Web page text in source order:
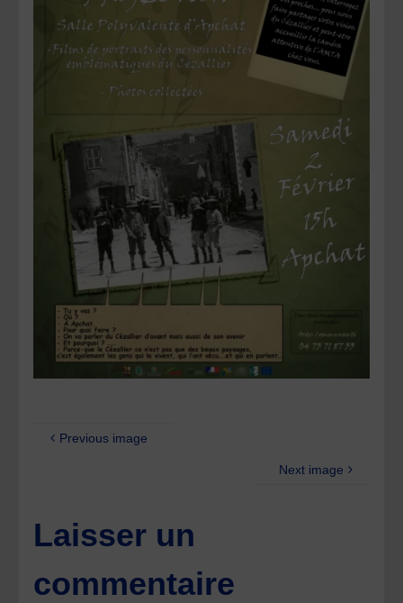
Previous image
Next image
Laisser un
commentaire